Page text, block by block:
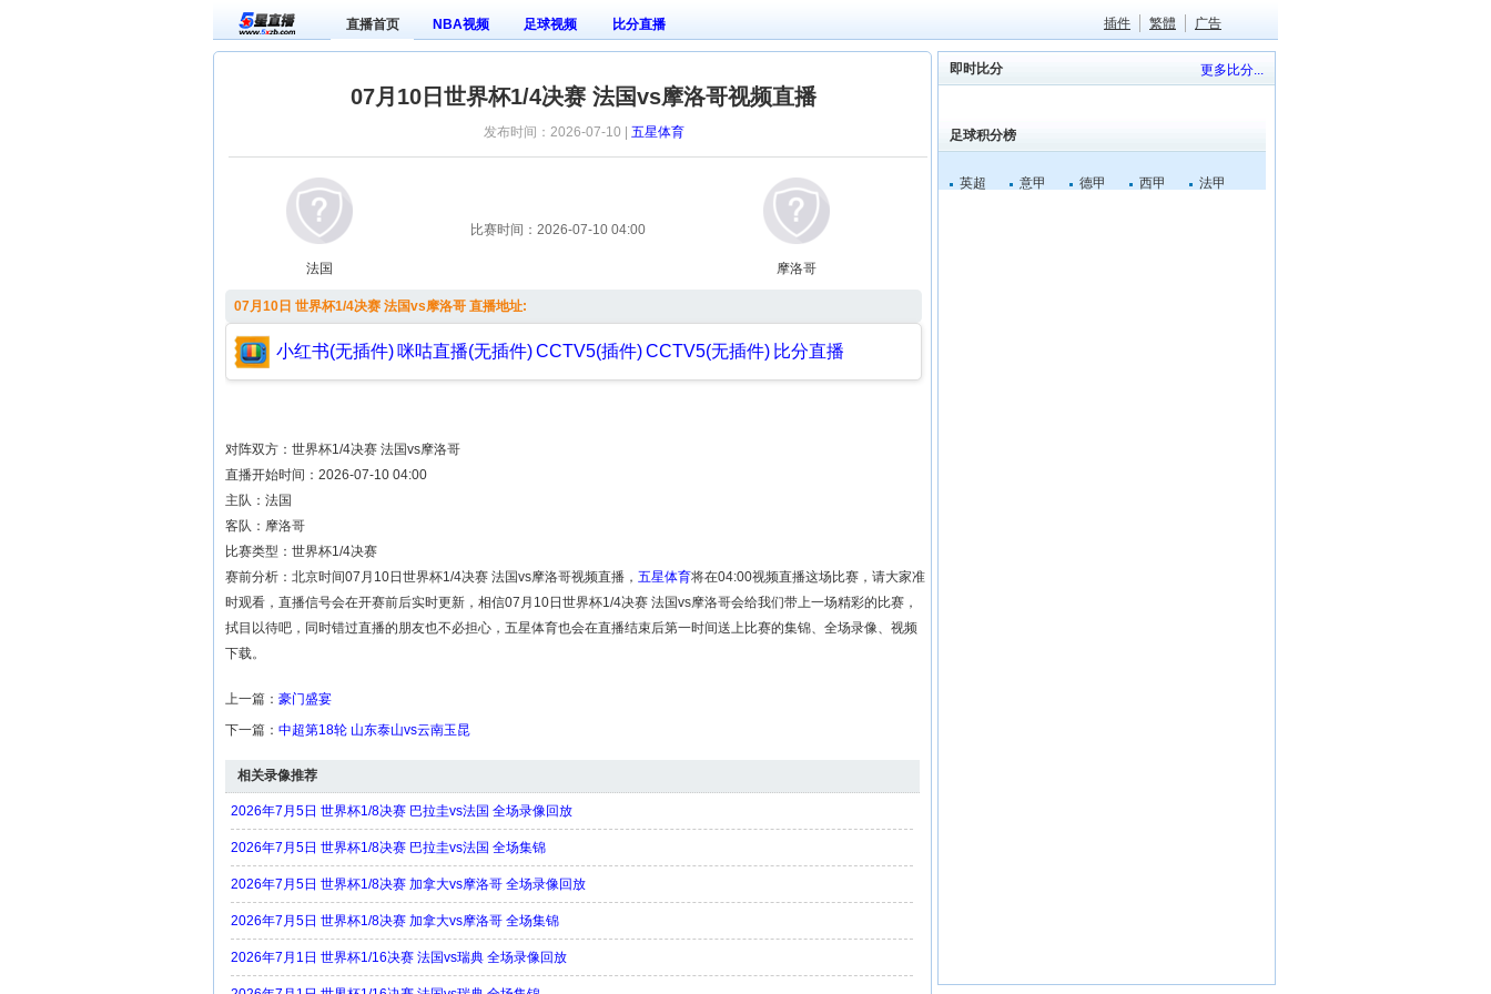
直播首页 NBA视频 足球视频 比分直播 插件 繁體 广告
07月10日世界杯1/4决赛 法国vs摩洛哥视频直播
发布时间：2026-07-10 | 五星体育
法国
比赛时间： 2026-07-10 04:00
摩洛哥
07月10日 世界杯1/4决赛 法国vs摩洛哥 直播地址:
小红书(无插件) 咪咕直播(无插件)CCTV5(插件)CCTV5(无插件) 比分直播
对阵双方：世界杯1/4决赛 法国vs摩洛哥
直播开始时间：2026-07-10 04:00
主队：法国
客队：摩洛哥
比赛类型：世界杯1/4决赛
赛前分析：北京时间07月10日世界杯1/4决赛 法国vs摩洛哥视频直播， 五星体育将在04:00视频直播这场比赛，请大家准
时观看，直播信号会在开赛前后实时更新，相信07月10日世界杯1/4决赛 法国vs摩洛哥会给我们带上一场精彩的比赛，
拭目以待吧，同时错过直播的朋友也不必担心，五星体育也会在直播结束后第一时间送上比赛的集锦、全场录像、视频
下载。
上一篇： 豪门盛宴
下一篇： 中超第18轮 山东泰山vs云南玉昆
相关录像推荐
2026年7月5日 世界杯1/8决赛 巴拉圭vs法国 全场录像回放
2026年7月5日 世界杯1/8决赛 巴拉圭vs法国 全场集锦
2026年7月5日 世界杯1/8决赛 加拿大vs摩洛哥 全场录像回放
2026年7月5日 世界杯1/8决赛 加拿大vs摩洛哥 全场集锦
2026年7月1日 世界杯1/16决赛 法国vs瑞典 全场录像回放
更多比分...
即时比分
足球积分榜
英超 意甲 德甲 西甲 法甲